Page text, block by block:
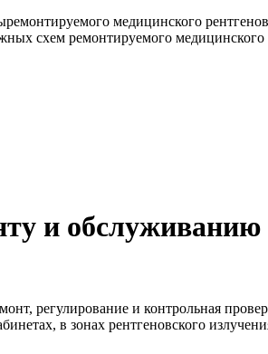
медицинского
схем ремонтируемого медицинского
и обслуживанию
регулирование и контрольная
в зонах рентгеновского